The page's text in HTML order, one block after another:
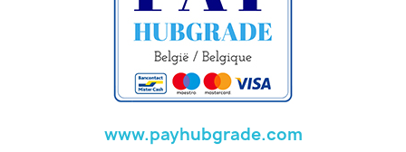
www.payhubgrade.com